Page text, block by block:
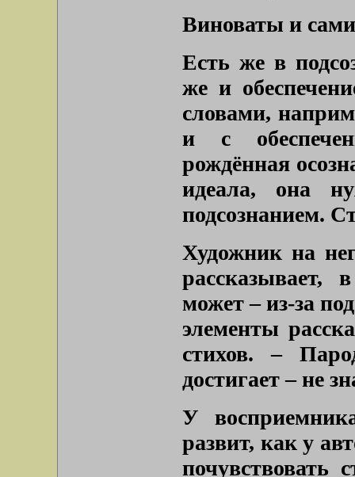
Виноваты и
Есть же в
же и
словами,
и с
рождённая
идеала, она
подсознанием.
Художник на
может – из-за
элементы
стихов. –
достигает – не
У
развит, как у
почувствовать